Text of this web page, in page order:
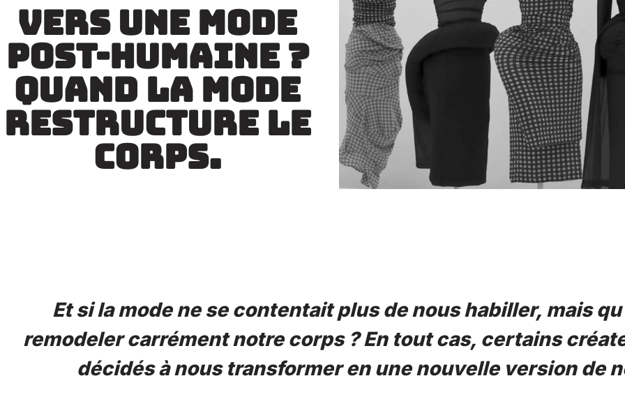
vers une mode
post-humaine ?
quand la mode
restructure le
corps.
Et si la mode ne se contentait plus de nous habiller, mais
remodeler carrément notre corps ? En tout cas, certains
décidés à nous transformer en une nouvelle version de